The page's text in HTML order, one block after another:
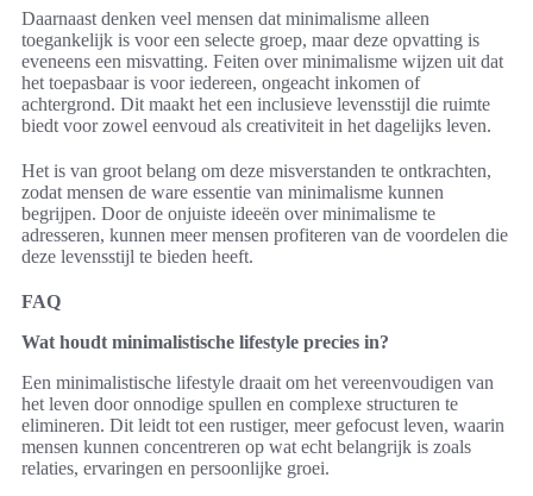
Daarnaast denken veel mensen dat minimalisme alleen
toegankelijk is voor een selecte groep, maar deze opvatting is
eveneens een misvatting. Feiten over minimalisme wijzen uit dat
het toepasbaar is voor iedereen, ongeacht inkomen of
achtergrond. Dit maakt het een inclusieve levensstijl die ruimte
biedt voor zowel eenvoud als creativiteit in het dagelijks leven.
Het is van groot belang om deze misverstanden te ontkrachten,
zodat mensen de ware essentie van minimalisme kunnen
begrijpen. Door de onjuiste ideeën over minimalisme te
adresseren, kunnen meer mensen profiteren van de voordelen die
deze levensstijl te bieden heeft.
FAQ
Wat houdt minimalistische lifestyle precies in?
Een minimalistische lifestyle draait om het vereenvoudigen van
het leven door onnodige spullen en complexe structuren te
elimineren. Dit leidt tot een rustiger, meer gefocust leven, waarin
mensen kunnen concentreren op wat echt belangrijk is zoals
relaties, ervaringen en persoonlijke groei.